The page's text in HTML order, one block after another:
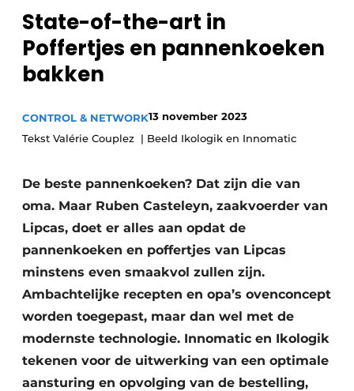
Privacy / Cookie statement
Vacature aanmelden
Vacatures
State-of-the-art in
Poffertjes en pannenkoeken
bakken
CONTROL & NETWORK13 november 2023
Tekst Valérie Couplez | Beeld Ikologik en Innomatic
De beste pannenkoeken? Dat zijn die van
oma. Maar Ruben Casteleyn, zaakvoerder van
Lipcas, doet er alles aan opdat de
pannenkoeken en poffertjes van Lipcas
minstens even smaakvol zullen zijn.
Ambachtelijke recepten en opa’s ovenconcept
worden toegepast, maar dan wel met de
modernste technologie. Innomatic en Ikologik
tekenen voor de uitwerking van een optimale
aansturing en opvolging van de bestelling,